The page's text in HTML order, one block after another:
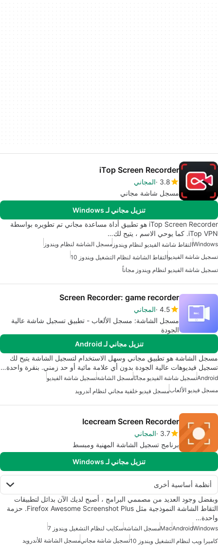
iTop Screen Recorder
3.8 المجاني
مسجل شاشة مجاني
تنزيل مجاني لـ Windows
iTop Screen Recorder هو تطبيق أداة مساعدة مجاني تم تطويره بواسطة
iTop VPN. كما يوحي الاسم ، يتيح لك…
Windowsالتقاط شاشة الفيديو لنظام ويندوز مسجل الشاشة لنظام ويندوز
تسجيل شاشة الفيديوالتقاط الشاشة لنظام التشغيل ويندوز 10
تسجيل شاشة الفيديو لنظام ويندوز مجاناً
Screen Recorder: game recorder
4.5 المجاني
مسجل الشاشة: مسجل الألعاب - تطبيق تسجيل شاشة عالية
الجودة
تنزيل مجاني لـ Android
مسجل الشاشة هو تطبيق مجاني وسهل الاستخدام لتسجيل الشاشة يتيح لك
تسجيل فيديوهات عالية الجودة بدون أي علامة مائية أو حد زمني. بنقرة واحدة…
Androidتسجيل شاشة الفيديو مجانًامسجل الشاشةتسجيل شاشة الفيديو
مسجل فيديو الألعابمسجل فيديو خلفية مجاني لنظام أندرويد
Icecream Screen Recorder
3.7 المجاني
برنامج تسجيل الشاشة المهنية ومبسط
تنزيل مجاني لـ Windows
أنظمة أساسية أخرى
وبفضل وجود العديد من مصممي البرامج ، أصبح لديك الآن بدائل لتطبيقات
التقاط الشاشة النموذجية مثل Firefox Awesome Screenshot Plus. حزمة
واحدة…
Windows
Android
Macمسجل الشاشةسكايب لنظام التشغيل ويندوز 7
كاميرا ويب لنظام التشغيل ويندوز 10
تسجيل شاشة مجانيمسجل الشاشة للأندرويد